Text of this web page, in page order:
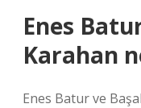
Enes
Karahan
Enes Batur ve